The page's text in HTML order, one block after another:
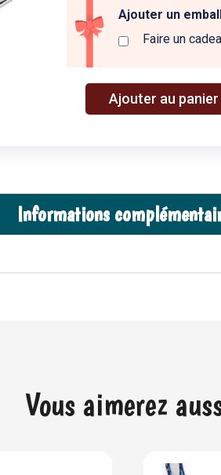
Ajouter un
Faire un
quantité
Ajouter au panier
Informations
Vous aimerez